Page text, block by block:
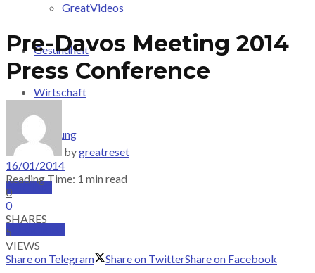
GreatVideos
Gesundheit
Wirtschaft
Meinung
PRICING
SUBSCRIBE
Pre-Davos Meeting 2014
Press Conference
bygreatreset
16/01/2014
Reading Time: 1 min read
0
0
SHARES
5
VIEWS
Share on Telegram
Share on TwitterShare on Facebook